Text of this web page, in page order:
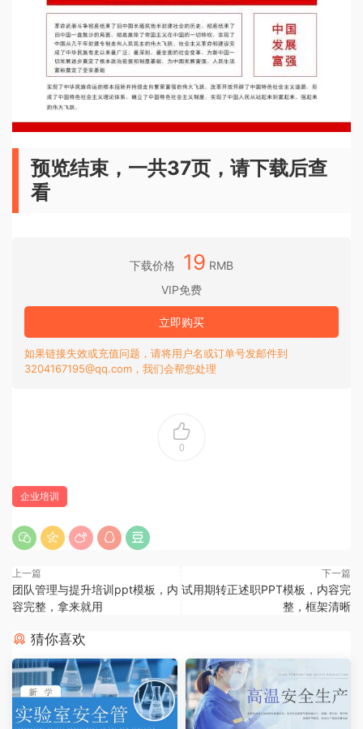
预览结束，一共37页，请下载后查
看
下载价格 19 RMB
VIP免费
立即购买
如果链接失效或充值问题，请将用户名或订单号发邮件到
3204167195@qq.com，我们会帮您处理
0
企业培训
上一篇
团队管理与提升培训ppt模板，内
容完整，拿来就用
下一篇
试用期转正述职PPT模板，内容完
整，框架清晰
猜你喜欢